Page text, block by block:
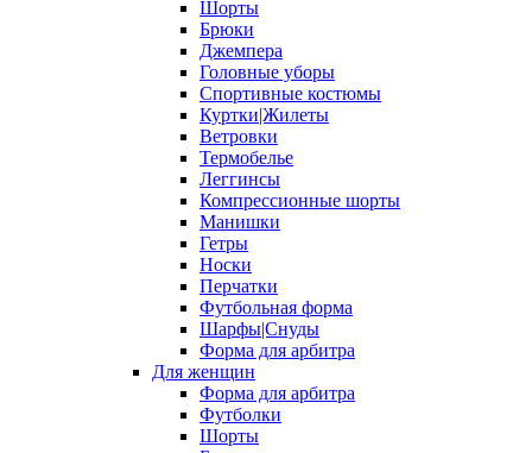
Шорты
Брюки
Джемпера
Головные уборы
Спортивные костюмы
Куртки|Жилеты
Ветровки
Термобелье
Леггинсы
Компрессионные шорты
Манишки
Гетры
Носки
Перчатки
Футбольная форма
Шарфы|Снуды
Форма для арбитра
Для женщин
Форма для арбитра
Футболки
Шорты